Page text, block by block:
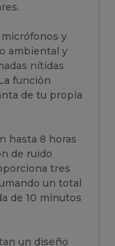
micrófonos y
ambiental y
nítidas
función
de tu propia
hasta 8 horas
de ruido
tres
un total
de 10 minutos
un diseño